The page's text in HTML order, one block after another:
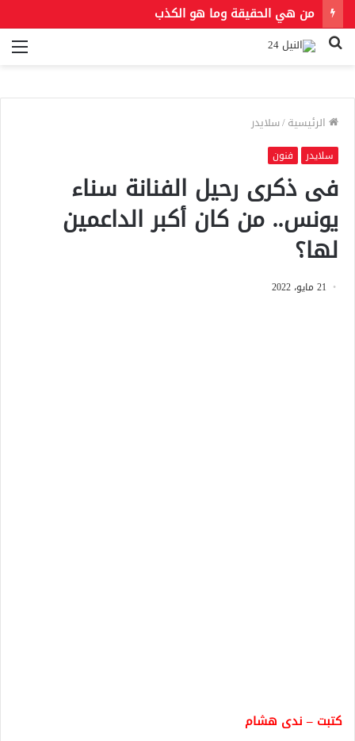
من هي الحقيقة وما هو الكذب
بحث
الرئيسية/سلايدر
سلايدر فنون
فى ذكرى رحيل الفنانة سناء
يونس.. من كان أكبر الداعمين
لها؟
21 مايو، 2022
كتبت – ندى هشام